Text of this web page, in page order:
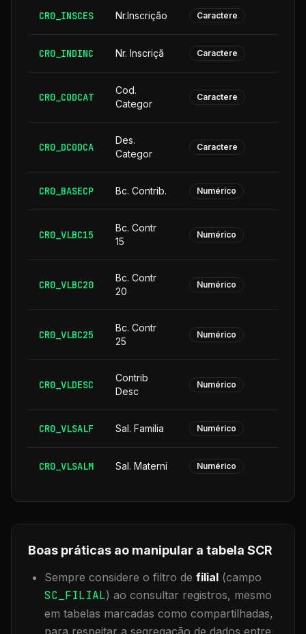
CR0_INSCES Nr.Inscrição Caractere
CR0_INDINC Nr. Inscriçã Caractere
CR0_CODCAT
Cod.
Categor
Caractere
CR0_DCODCA
Des.
Categor
Caractere
CR0_BASECP Bc. Contrib. Numérico
CR0_VLBC15
Bc. Contr
15
Numérico
CR0_VLBC20
Bc. Contr
20
Numérico
CR0_VLBC25
Bc. Contr
25
Numérico
CR0_VLDESC
Contrib
Desc
Numérico
CR0_VLSALF Sal. Familia Numérico
CR0_VLSALM Sal. Materni Numérico
Boas práticas ao manipular a tabela SCR
Sempre considere o filtro de filial (campo
SC_FILIAL) ao consultar registros, mesmo
em tabelas marcadas como compartilhadas,
para respeitar a segregação de dados entre